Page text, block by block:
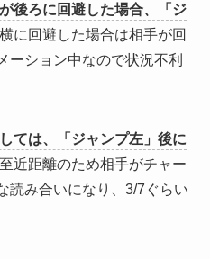
後ろに回避した場合、「ジ
に回避した場合は相手が回
ーション中なので状況不利
ては、「ジャンプ左」後に
近距離のため相手がチャー
読み合いになり、3/7ぐらい